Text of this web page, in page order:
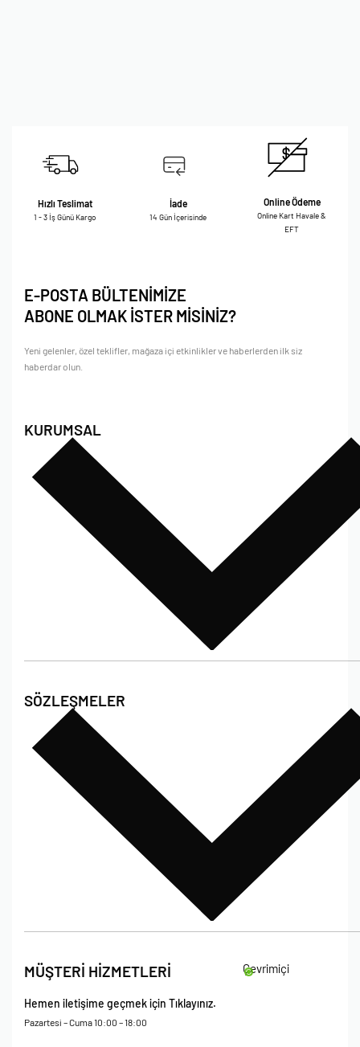
Hızlı Teslimat
1 - 3 İş Günü Kargo
İade
14 Gün İçerisinde
Online Ödeme
Online Kart Havale &
EFT
KURUMSAL
Poshet Blog
Sıkça Sorulan Sorular
Bize Ulaşın
SÖZLEŞMELER
MÜŞTERİ HİZMETLERİ Çevrimiçi
Hemen iletişime geçmek için Tıklayınız.
Pazartesi – Cuma 10:00 – 18:00
E-POSTA BÜLTENİMİZE
ABONE OLMAK İSTER MİSİNİZ?
Yeni gelenler, özel teklifler, mağaza içi etkinlikler ve haberlerden ilk siz
haberdar olun.